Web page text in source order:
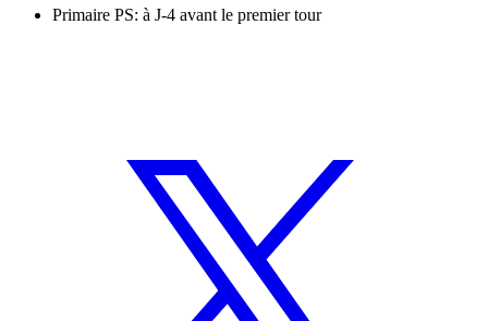
Primaire PS: à J-4 avant le premier tour